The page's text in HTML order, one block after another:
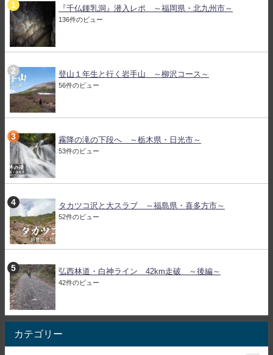
『千仏鍾乳洞』潜入レポ ～福岡県・北九州市～
136件のビュー
登山１年生と行く岩手山 ～柳沢コース～
56件のビュー
霧降の滝の下段へ ～栃木県・日光市～
53件のビュー
タカツコ沢と大スラブ ～福島県・喜多方市～
52件のビュー
弘西林道・白神ライン 42km走破 ～後編～
42件のビュー
カテゴリー